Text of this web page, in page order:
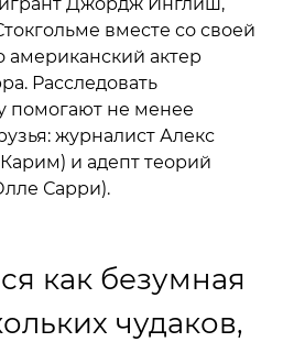
вместе со своей
американский актер
Расследовать
помогают не менее
журналист Алекс
и адепт теорий
Сарри).
как безумная
чудаков,